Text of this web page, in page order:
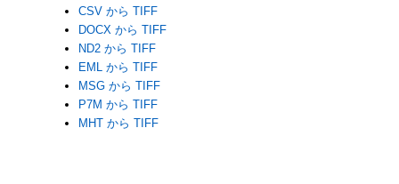
CSV から TIFF
DOCX から TIFF
ND2 から TIFF
EML から TIFF
MSG から TIFF
P7M から TIFF
MHT から TIFF